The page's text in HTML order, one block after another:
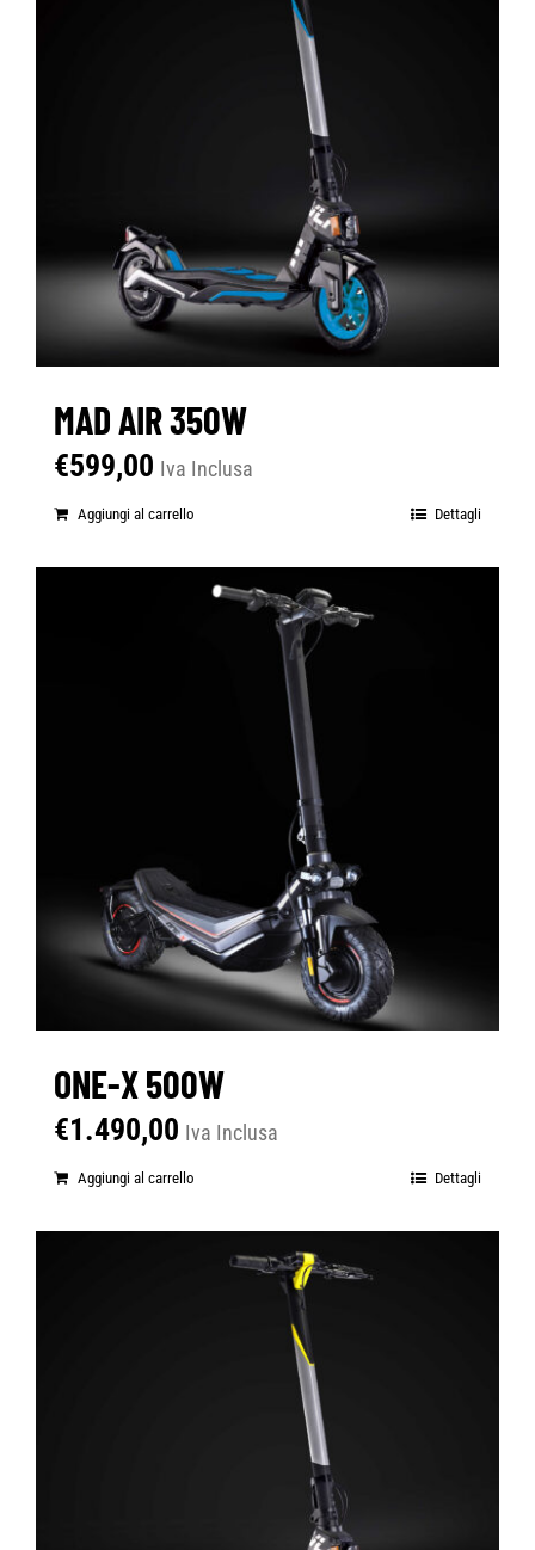
MAD AIR 350W
€599,00 Iva Inclusa
Aggiungi al carrello Dettagli
ONE-X 500W
€1.490,00 Iva Inclusa
Aggiungi al carrello Dettagli